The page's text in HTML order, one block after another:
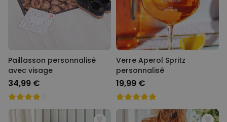
Paillasson personnalisé
avec visage
34,99 €
Verre Aperol Spritz
personnalisé
19,99 €